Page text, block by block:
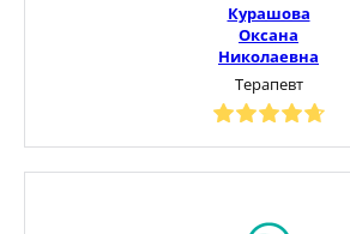
Курашова
Оксана
Николаевна
Терапевт